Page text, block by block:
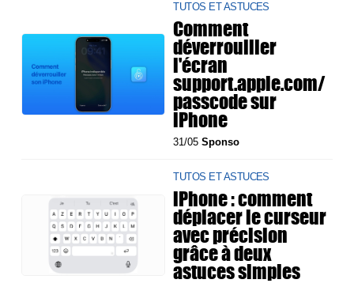
TUTOS ET ASTUCES
Comment
déverrouiller
l'écran
support.apple.com/
passcode sur
iPhone
31/05Sponso
TUTOS ET ASTUCES
iPhone : comment
déplacer le curseur
avec précision
grâce à deux
astuces simples